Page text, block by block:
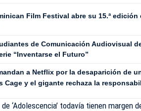
Film Festival abre su 15.ª
de Comunicación Audiovisual
“Inventarse el Futuro”
a Netflix por la desaparición de
Cage y el gigante rechaza la
‘Adolescencia’ todavía tienen margen